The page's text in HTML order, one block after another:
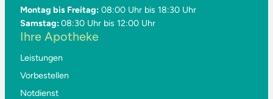
Montag bis Freitag: 08:00 Uhr bis 18:30 Uhr
Samstag:08:30 Uhr bis 12:00 Uhr
Ihre Apotheke
Leistungen
Vorbestellen
Notdienst